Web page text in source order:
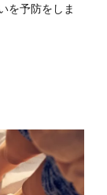
を予防をしま